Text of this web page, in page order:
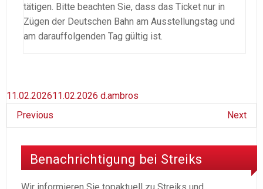
tätigen. Bitte beachten Sie, dass das Ticket nur in
Zügen der Deutschen Bahn am Ausstellungstag und
am darauffolgenden Tag gültig ist.
11.02.202611.02.2026 d.ambros
Previous
Next
Benachrichtigung bei Streiks